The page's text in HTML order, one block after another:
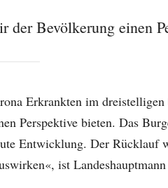
Bevölkerung einen
Erkrankten im
Perspektive bieten. Das
Entwicklung. Der Rücklauf
ist